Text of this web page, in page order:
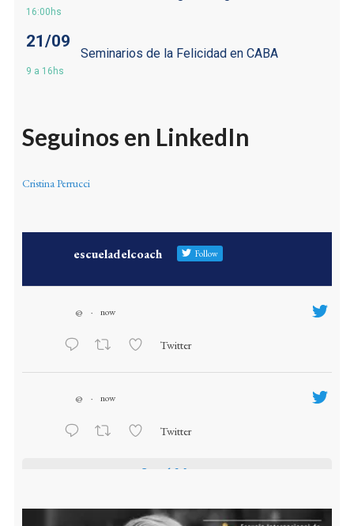
16:00hs
21/09
9 a 16hs
Seminarios de la Felicidad en CABA
Seguinos en LinkedIn
Cristina Perrucci
escueladelcoach Follow
@ · now
Twitter
@ · now
Twitter
Load More...